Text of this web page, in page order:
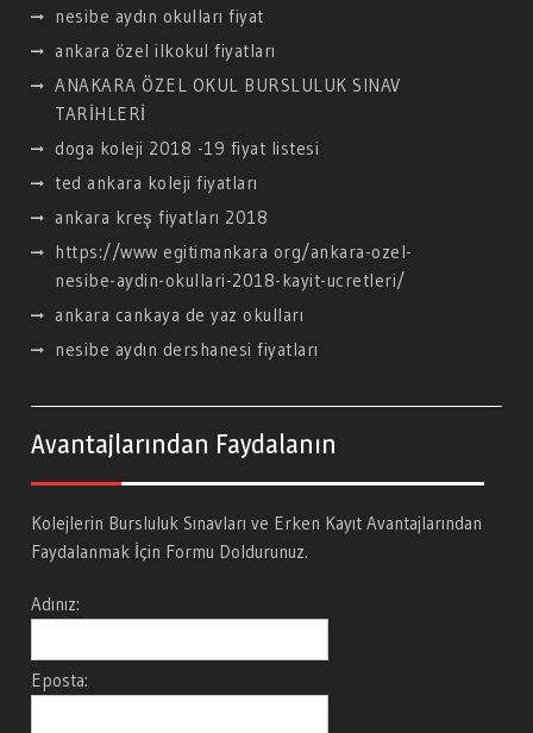
nesibe aydın okulları fiyat
ankara özel ilkokul fiyatları
ANAKARA ÖZEL OKUL BURSLULUK SINAV
TARİHLERİ
doga koleji 2018 -19 fiyat listesi
ted ankara koleji fiyatları
ankara kreş fiyatları 2018
https://www egitimankara org/ankara-ozel-
nesibe-aydin-okullari-2018-kayit-ucretleri/
ankara cankaya de yaz okulları
nesibe aydın dershanesi fiyatları
Avantajlarından Faydalanın
Kolejlerin Bursluluk Sınavları ve Erken Kayıt Avantajlarından
Faydalanmak İçin Formu Doldurunuz.
Adınız:
Eposta: